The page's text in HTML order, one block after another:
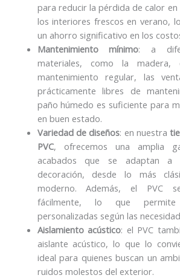
para reducir la pérdida de calor
los interiores frescos en verano,
un ahorro significativo en los
Mantenimiento mínimo: a
materiales, como la madera,
mantenimiento regular, las
prácticamente libres de
paño húmedo es suficiente para
en buen estado.
Variedad de diseños: en nuestra
PVC, ofrecemos una amplia
acabados que se adaptan a
decoración, desde lo más
moderno. Además, el PVC
fácilmente, lo que permite
personalizadas según las
Aislamiento acústico: el PVC
aislante acústico, lo que lo
ideal para quienes buscan un
ruidos molestos del exterior.